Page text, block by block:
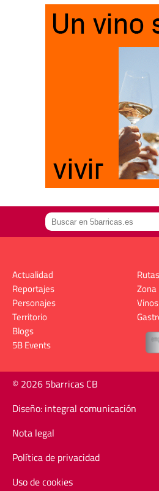
Actualidad
Reportajes
Personajes
Territorio
Rutas
Zona
Blogs
5B Events
© 2026 5barricas CB
Diseño: integral comunicación
Nota legal
Política de privacidad
Uso de cookies